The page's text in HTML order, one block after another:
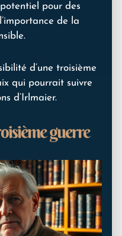
pour des
de la
d’une troisième
qui pourrait suivre
d’Irlmaier.
guerre